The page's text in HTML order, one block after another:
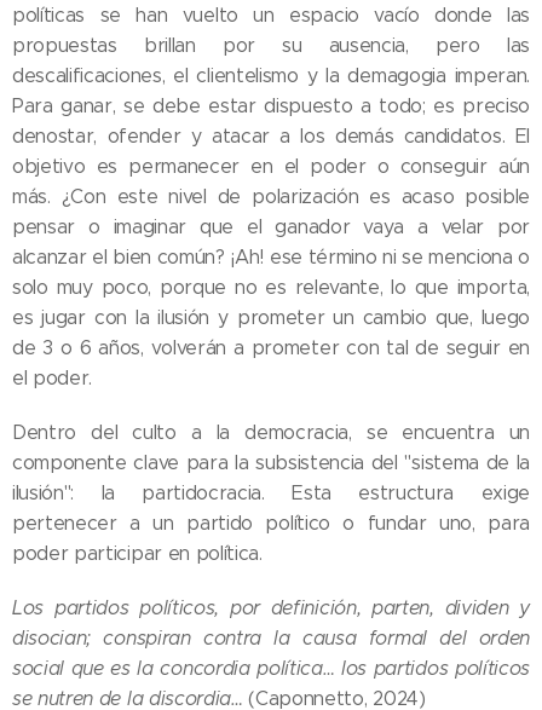
políticas se han vuelto un espacio vacío donde las
propuestas brillan por su ausencia, pero las
descalificaciones, el clientelismo y la demagogia imperan.
Para ganar, se debe estar dispuesto a todo; es preciso
denostar, ofender y atacar a los demás candidatos. El
objetivo es permanecer en el poder o conseguir aún
más. ¿Con este nivel de polarización es acaso posible
pensar o imaginar que el ganador vaya a velar por
alcanzar el bien común? ¡Ah! ese término ni se menciona o
solo muy poco, porque no es relevante, lo que importa,
es jugar con la ilusión y prometer un cambio que, luego
de 3 o 6 años, volverán a prometer con tal de seguir en
el poder.
Dentro del culto a la democracia, se encuentra un
componente clave para la subsistencia del "sistema de la
ilusión": la partidocracia. Esta estructura exige
pertenecer a un partido político o fundar uno, para
poder participar en política.
Los partidos políticos, por definición, parten, dividen y
disocian; conspiran contra la causa formal del orden
social que es la concordia política… los partidos políticos
se nutren de la discordia… (Caponnetto, 2024)